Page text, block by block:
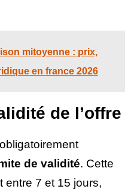
mitoyenne : prix,
en france 2026
de l’offre
de validité. Cette
entre 7 et 15 jours,